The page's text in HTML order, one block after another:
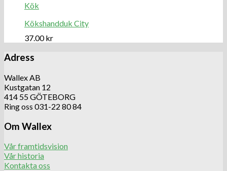
Kök
Kökshandduk City
37.00kr
Adress
Wallex AB
Kustgatan 12
414 55 GÖTEBORG
Ring oss 031-22 80 84
Om Wallex
Vår framtidsvision
Vår historia
Kontakta oss